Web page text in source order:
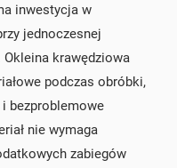
inwestycja w
jednoczesnej
krawędziowa
podczas obróbki,
bezproblemowe
nie wymaga
zabiegów